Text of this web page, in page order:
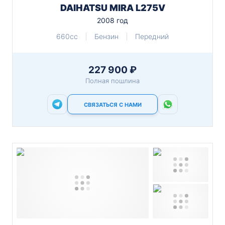
DAIHATSU MIRA L275V
2008 год
660cc
Бензин Передний
227 900 ₽
Полная пошлина
СВЯЗАТЬСЯ С НАМИ